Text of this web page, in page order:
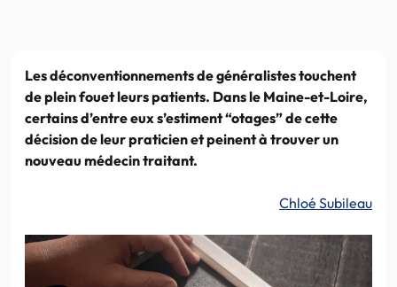
Les déconventionnements de généralistes touchent
de plein fouet leurs patients. Dans le Maine-et-Loire,
certains d’entre eux s’estiment “otages” de cette
décision de leur praticien et peinent à trouver un
nouveau médecin traitant.
Chloé Subileau